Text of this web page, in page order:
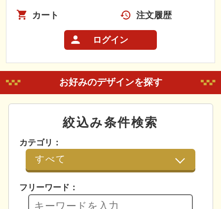
カート 注文履歴
ログイン
お好みのデザインを探す
絞込み条件検索
カテゴリ：
フリーワード：